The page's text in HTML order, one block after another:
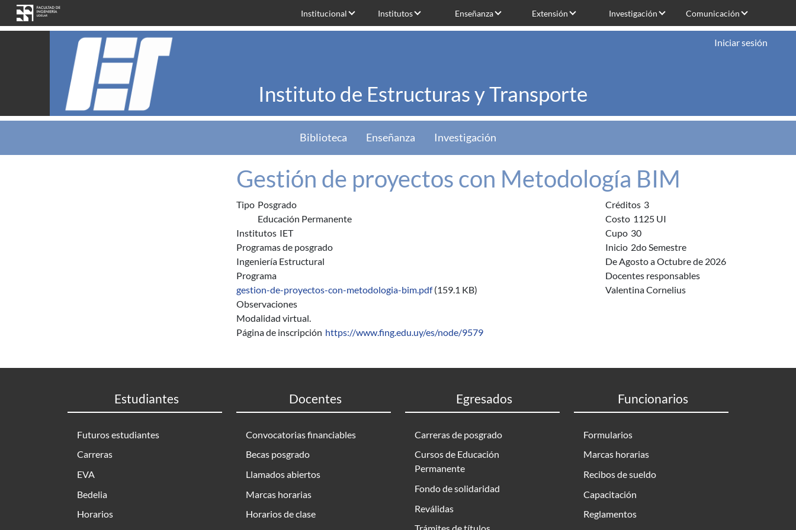
Pasar al contenido principal
Institucional Institutos Enseñanza Extensión Investigación Comunicación
Instituto de Estructuras y Transporte
Iniciar sesión
Biblioteca Enseñanza Investigación
Gestión de proyectos con Metodología BIM
Tipo Posgrado
Educación Permanente
Institutos IET
Programas de posgrado
Ingeniería Estructural
Programa
gestion-de-proyectos-con-metodologia-bim.pdf (159.1 KB)
Créditos 3
Costo 1125 UI
Cupo 30
Inicio 2do Semestre
De Agosto a Octubre de 2026
Docentes responsables
Valentina Cornelius
Observaciones
Modalidad virtual.
Página de inscripción https://www.fing.edu.uy/es/node/9579
Estudiantes
Futuros estudiantes
Carreras
EVA
Bedelia
Horarios
Docentes
Convocatorias financiables
Becas posgrado
Llamados abiertos
Marcas horarias
Horarios de clase
Egresados
Carreras de posgrado
Cursos de Educación
Permanente
Fondo de solidaridad
Reválidas
Funcionarios
Formularios
Marcas horarias
Recibos de sueldo
Capacitación
Reglamentos